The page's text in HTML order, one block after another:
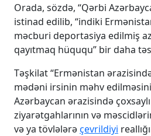
Orada, sözdə, “Qərbi
istinad edilib, “indiki
məcburi deportasiya edilmiş
qayıtmaq hüququ” bir daha
Təşkilat “Ermənistan
mədəni irsinin məhv
Azərbaycan ərazisində
ziyarətgahlarının və
və ya tövlələrəçevrildiyi